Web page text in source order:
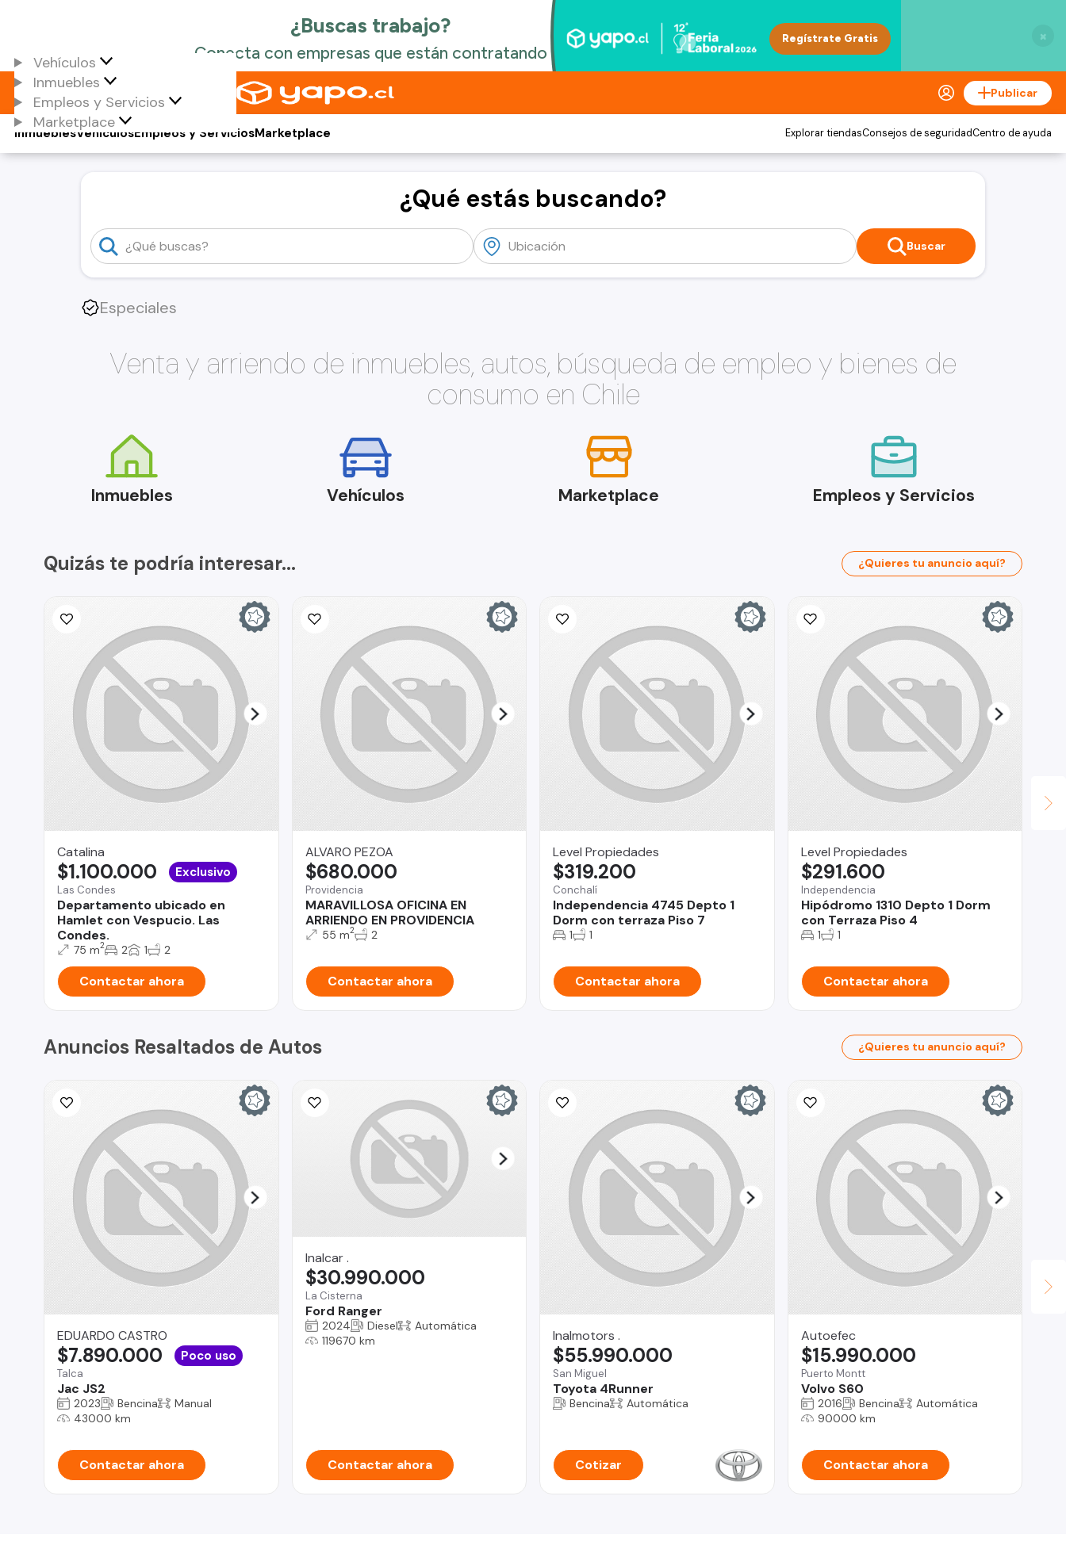
×
Vehículos
Inmuebles
Empleos y Servicios
Marketplace
Publicar
Vehículos
Inmuebles Empleos y ServiciosMarketplace Explorar tiendasConsejos de seguridadCentro de ayuda
¿Qué estás buscando?
Buscar
Especiales
Venta y arriendo de inmuebles, autos, búsqueda de empleo y bienes de
consumo en Chile
Inmuebles Vehículos Marketplace Empleos y Servicios
Quizás te podría interesar... ¿Quieres tu anuncio aquí?
Catalina
Las Condes
Departamento ubicado en
Hamlet con Vespucio. Las
Condes.
$1.100.000 Exclusivo
75 m2 2 1 2
Contactar ahora
ALVARO PEZOA
Providencia
MARAVILLOSA OFICINA EN
ARRIENDO EN PROVIDENCIA
$680.000
55 m2 2
Contactar ahora
Level Propiedades
Conchalí
Independencia 4745 Depto 1
Dorm con terraza Piso 7
$319.200
1 1
Contactar ahora
Level Propiedades
Independencia
Hipódromo 1310 Depto 1 Dorm
con Terraza Piso 4
$291.600
1 1
Contactar ahora
Anuncios Resaltados de Autos ¿Quieres tu anuncio aquí?
EDUARDO CASTRO
Talca
Jac JS2
$7.890.000 Poco uso
2023 Bencina
Manual
43000 km
Contactar ahora
Inalcar .
La Cisterna
Ford Ranger
$30.990.000
2024 Diesel
Automática
119670 km
Contactar ahora
Inalmotors .
San Miguel
Toyota 4Runner
$55.990.000
Bencina Automática
Cotizar
Autoefec
Puerto Montt
Volvo S60
$15.990.000
2016 Bencina
Automática
90000 km
Contactar ahora